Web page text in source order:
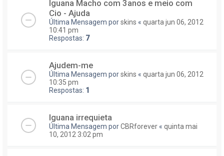
Iguana Macho com 3anos e meio com
Cio - Ajuda
Última Mensagem porskins « quarta jun 06, 2012
10:41 pm
Respostas: 7
Ajudem-me
Última Mensagem porskins « quarta jun 06, 2012
10:35 pm
Respostas: 1
Iguana irrequieta
Última Mensagem porCBRforever « quinta mai
10, 2012 3:02 pm